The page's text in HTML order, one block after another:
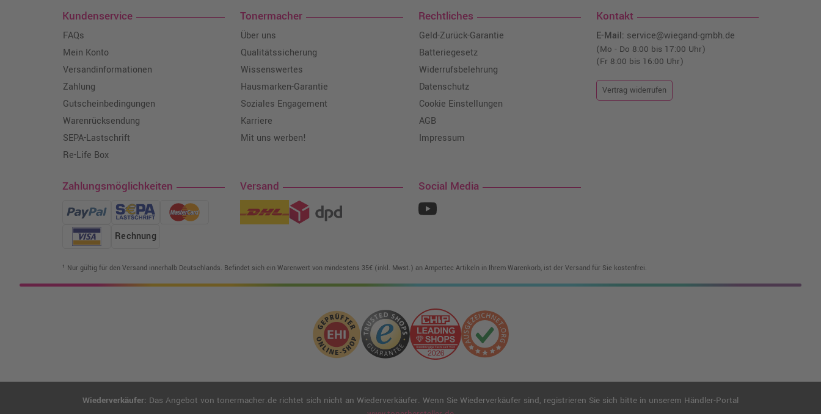
Kundenservice
FAQs
Mein Konto
Versandinformationen
Zahlung
Gutscheinbedingungen
Warenrücksendung
SEPA-Lastschrift
Re-Life Box
Tonermacher
Über uns
Qualitätssicherung
Wissenswertes
Hausmarken-Garantie
Soziales Engagement
Karriere
Mit uns werben!
Rechtliches
Geld-Zurück-Garantie
Batteriegesetz
Widerrufsbelehrung
Datenschutz
Cookie Einstellungen
AGB
Impressum
Kontakt
E-Mail: service@wiegand-gmbh.de
(Mo - Do 8:00 bis 17:00 Uhr)
(Fr 8:00 bis 16:00 Uhr)
Vertrag widerrufen
Zahlungsmöglichkeiten
Rechnung
Versand Social Media
¹ Nur gültig für den Versand innerhalb Deutschlands. Befindet sich ein Warenwert von mindestens 35€ (inkl. Mwst.) an Ampertec Artikeln in Ihrem Warenkorb, ist der Versand für Sie kostenfrei.
Wiederverkäufer: Das Angebot von tonermacher.de richtet sich nicht an Wiederverkäufer. Wenn Sie Wiederverkäufer sind, registrieren Sie sich bitte in unserem Händler-Portal